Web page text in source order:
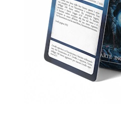
Giochi di Carte Collezionabili